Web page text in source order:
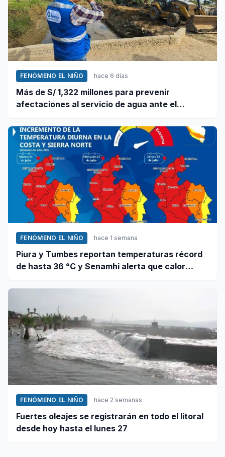
FENÓMENO EL NIÑO hace 6 días
Más de S/ 1,322 millones para prevenir
afectaciones al servicio de agua ante el
FENÓMENO EL NIÑO hace 1 semana
Piura y Tumbes reportan temperaturas récord
de hasta 36 °C y Senamhi alerta que calor
FENÓMENO EL NIÑO hace 2 semanas
Fuertes oleajes se registrarán en todo el litoral
desde hoy hasta el lunes 27